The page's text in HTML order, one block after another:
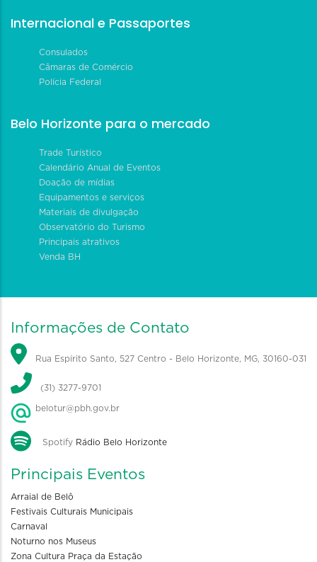
Internacional e Passaportes
Consulados
Câmaras de Comércio
Polícia Federal
Belo Horizonte para o mercado
Trade Turístico
Calendário Anual de Eventos
Doação de mídias
Equipamentos e serviços
Materiais de divulgação
Observatório do Turismo
Principais atrativos
Venda BH
Informações de Contato
Rua Espírito Santo, 527 Centro - Belo Horizonte, MG, 30160-031
(31) 3277-9701
belotur@pbh.gov.br
Spotify Rádio Belo Horizonte
Principais Eventos
Arraial de Belô
Festivais Culturais Municipais
Carnaval
Noturno nos Museus
Zona Cultura Praça da Estação